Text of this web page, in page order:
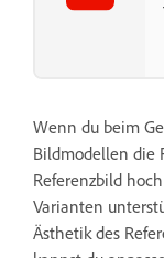
Wenn du beim
Bildmodellen die
Referenzbild
Varianten
Ästhetik des